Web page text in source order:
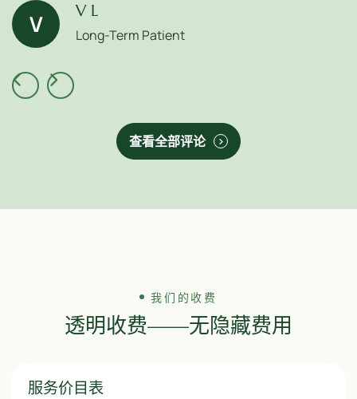
V V L
Long-Term Patient
查看全部评论
我们的收费
透明收费——无隐藏费用
服务价目表